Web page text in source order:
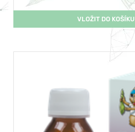
VLOŽIT DO KOŠÍKU